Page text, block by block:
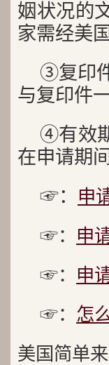
姻状况的
家需经美
③复印
与复印件
④有效
在申请期
☞：
申
☞： 申
☞： 申
☞： 怎
美国简单